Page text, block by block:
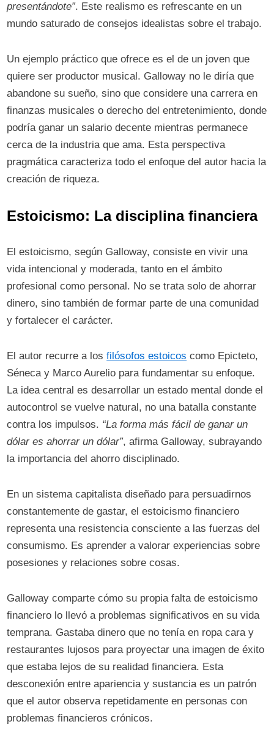
presentándote”. Este realismo es refrescante en un
mundo saturado de consejos idealistas sobre el trabajo.
Un ejemplo práctico que ofrece es el de un joven que
quiere ser productor musical. Galloway no le diría que
abandone su sueño, sino que considere una carrera en
finanzas musicales o derecho del entretenimiento, donde
podría ganar un salario decente mientras permanece
cerca de la industria que ama. Esta perspectiva
pragmática caracteriza todo el enfoque del autor hacia la
creación de riqueza.
Estoicismo: La disciplina financiera
El estoicismo, según Galloway, consiste en vivir una
vida intencional y moderada, tanto en el ámbito
profesional como personal. No se trata solo de ahorrar
dinero, sino también de formar parte de una comunidad
y fortalecer el carácter.
El autor recurre a losfilósofos estoicos como Epicteto,
Séneca y Marco Aurelio para fundamentar su enfoque.
La idea central es desarrollar un estado mental donde el
autocontrol se vuelve natural, no una batalla constante
contra los impulsos. “La forma más fácil de ganar un
dólar es ahorrar un dólar”, afirma Galloway, subrayando
la importancia del ahorro disciplinado.
En un sistema capitalista diseñado para persuadirnos
constantemente de gastar, el estoicismo financiero
representa una resistencia consciente a las fuerzas del
consumismo. Es aprender a valorar experiencias sobre
posesiones y relaciones sobre cosas.
Galloway comparte cómo su propia falta de estoicismo
financiero lo llevó a problemas significativos en su vida
temprana. Gastaba dinero que no tenía en ropa cara y
restaurantes lujosos para proyectar una imagen de éxito
que estaba lejos de su realidad financiera. Esta
desconexión entre apariencia y sustancia es un patrón
que el autor observa repetidamente en personas con
problemas financieros crónicos.